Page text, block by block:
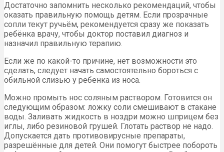
Достаточно запомнить несколько рекомендаций, чтобы
оказать правильную помощь детям. Если прозрачные
сопли текут ручьём, рекомендуется сразу же показать
ребёнка врачу, чтобы доктор поставил диагноз и
назначил правильную терапию.
Если же по какой-то причине, нет возможности это
сделать, следует начать самостоятельно бороться с
обильной слизью у ребенка из носа.
Можно промыть нос соляным раствором. Готовится он
следующим образом: ложку соли смешивают в стакане
воды. Заливать жидкость в ноздри можно шприцем без
иглы, либо резиновой грушей. Глотать раствор не надо.
Допускается дать противовирусные препараты,
разрешённые для детей. Они помогут быстрее побороть